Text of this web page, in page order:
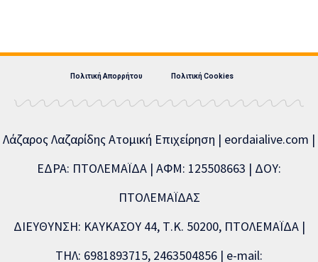
Πολιτική Απορρήτου Πολιτική Cookies
Λάζαρος Λαζαρίδης Ατομική Επιχείρηση | eordaialive.com |
ΕΔΡΑ: ΠΤΟΛΕΜΑΪΔΑ | ΑΦΜ: 125508663 | ΔΟΥ:
ΠΤΟΛΕΜΑΪΔΑΣ
ΔΙΕΥΘΥΝΣΗ: ΚΑΥΚΑΣΟΥ 44, Τ.Κ. 50200, ΠΤΟΛΕΜΑΪΔΑ |
ΤΗΛ: 6981893715, 2463504856 | e-mail: